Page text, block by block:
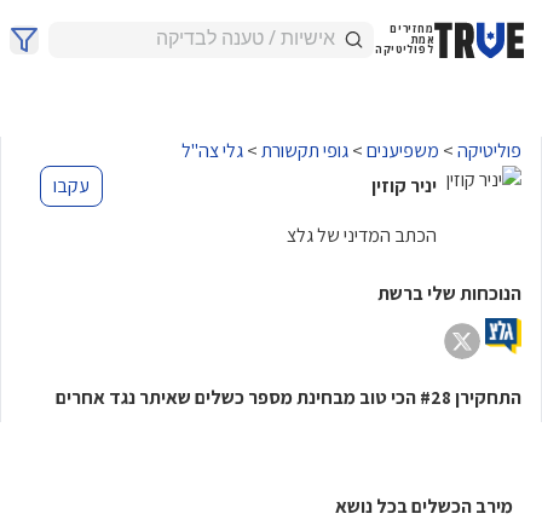
מחזירים
אמת
לפוליטיקה
פוליטיקה> משפיענים>גופי תקשורת>גלי צה"ל
יניר קוזין
עקבו
הכתב המדיני של גלצ
הנוכחות שלי ברשת
התחקירן #28 הכי טוב מבחינת מספר כשלים שאיתר נגד אחרים
מירב הכשלים בכל נושא